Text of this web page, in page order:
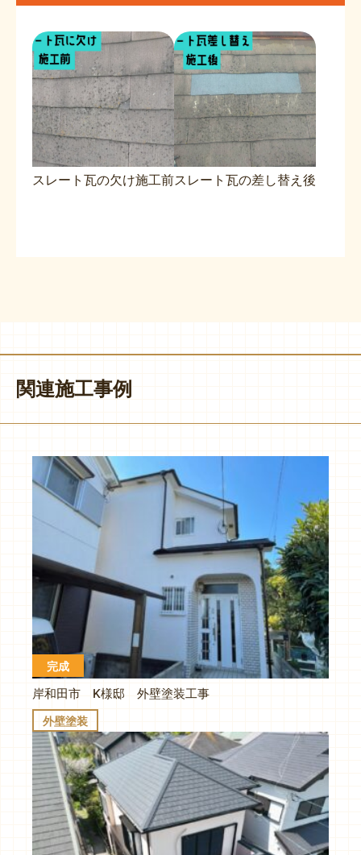
スレート瓦の欠け施工前スレート瓦の差し替え後
関連施工事例
完成
岸和田市 K様邸 外壁塗装工事
外壁塗装